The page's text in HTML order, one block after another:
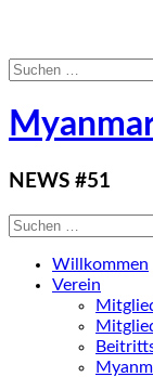
Suchen
NEWS #51
Suchen
nach:
Willkommen
Verein